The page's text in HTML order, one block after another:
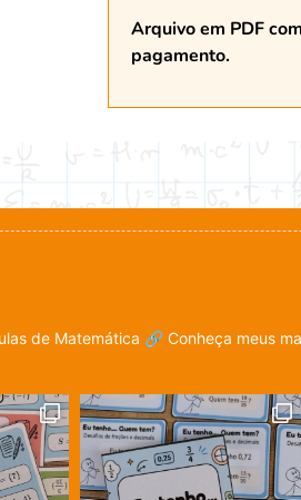
Arquivo em PDF
pagamento.
de Matemática 🔗 Conheça meus